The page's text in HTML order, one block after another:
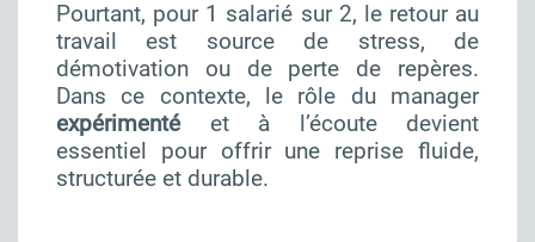
Pourtant, pour 1 salarié sur 2, le retour au
travail est source de stress, de
démotivation ou de perte de repères.
Dans ce contexte, le rôle du manager
expérimenté et à l’écoute devient
essentiel pour offrir une reprise fluide,
structurée et durable.